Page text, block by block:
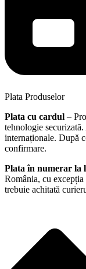
Plata Produselor
Plata cu cardul –
tehnologie
internaționale. După
confirmare.
Plata în numerar la
România, cu
trebuie achitată